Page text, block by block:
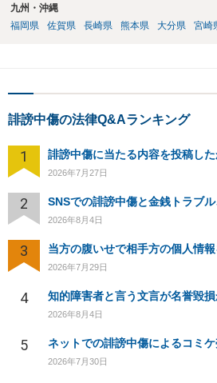
九州・沖縄
福岡県
佐賀県 長崎県 熊本県 大分県 宮崎
誹謗中傷の法律Q&Aランキング
1
2026年7月27日
2 SNSでの誹謗中傷と金銭トラブ
2026年8月4日
3
2026年7月29日
4
2026年8月4日
5
2026年7月30日